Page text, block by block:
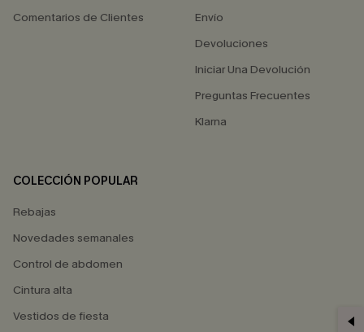
Comentarios de Clientes
Envío
Devoluciones
Iniciar Una Devolución
Preguntas Frecuentes
Klarna
COLECCIÓN POPULAR
Rebajas
Novedades semanales
Control de abdomen
Cintura alta
Vestidos de fiesta